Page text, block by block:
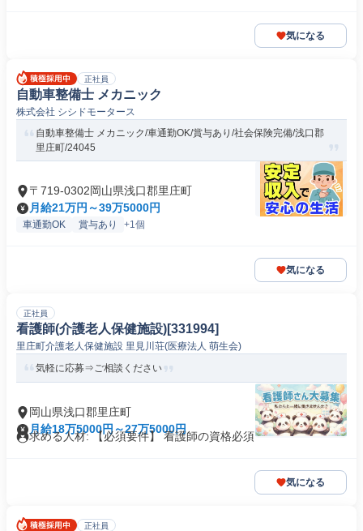
気になる
正社員
自動車整備士 メカニック
株式会社 シシドモータース
自動車整備士 メカニック/車通勤OK/賞与あり/社会保険完備/浅口郡
里庄町/24045
〒719-0302岡山県浅口郡里庄町
月給21万円～39万5000円
車通勤OK 賞与あり +1個
気になる
正社員
看護師(介護老人保健施設)[331994]
里庄町介護老人保健施設 里見川荘(医療法人 萌生会)
気軽に応募⇒ご相談ください
岡山県浅口郡里庄町
月給18万5000円～27万5000円
求める人材: 【必須要件】 看護師の資格必須
気になる
正社員